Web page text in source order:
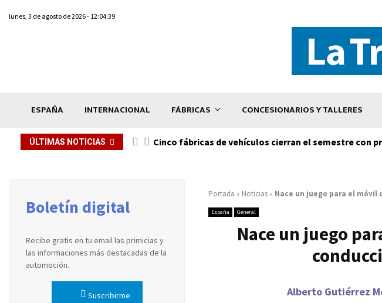
lunes, 3 de agosto de 2026 - 12:04:39
ESPAÑA INTERNACIONAL FÁBRICAS CONCESIONARIOS Y TALLERES
ÚLTIMAS NOTICIAS Cinco fábricas de vehículos cierran el semestre con
Portada » Noticias » Nace un juego para el
España General
Nace un juego
Alberto Gutiérrez
Boletín digital
Recibe gratis en tu email las primicias y
las informaciones más destacadas de la
automoción.
Suscribirme